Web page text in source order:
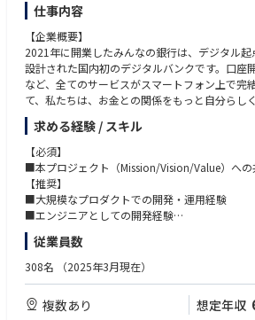
の自動化・効率化に取り組んでいます。
■インフラエンジニアが伸び伸びと仕事をでき
念にとらわれず、新しい手法や技術に積極的に
します。
※雇用主は「株式会社みんなの銀行」です。
みんなの銀行もしくはゼロバンク・デザインフ
していただきます。
【業務内容】
■組織に関わるメンバー管理全般
■エンジニアの採用、育成、目標設定、評価、
■エンジニアメンバーの成果の最大化とキャリ
■開発プロジェクトへのアサインと、遂行する
ションの支援
■エンジニアリング組織としての課題解決や成
仕事内容
【企業概要】
2021年に開業したみんなの銀行は、デジタル
設計された国内初のデジタルバンクです。口座
など、全てのサービスがスマートフォン上で完
て、私たちは、お金との関係をもっと自分らし
ンドリーにするために、新しい銀行のカタチを
えています。
【概要】
みんなの銀行が目指しているのは、銀行の「
と「Re-Define（再定義）」。
商品・サービス、システム、業務プロセス等す
目指します。
銀行というと堅い職場を想像されるかもしれま
存の銀行から飛び出したベンチャー、スタート
7割近くがキャリア採用メンバーで構成されて
シャリストも数多く在籍しています。
求める経験 / スキル
【必須】
■本プロジェクト（Mission/Vision/Value）への
【推奨】
■大規模なプロダクトでの開発・運用経験
■エンジニアとしての開発経験
■エンジニアのマネジメント経験
■プロジェクトマネジメント経験
■複数のステークホルダーとの調整経験
【歓迎】
■ エンジニアの採用業務経験（書類選考、面
従業員数
308名 （2025年3月現在）
複数あり 想定年収